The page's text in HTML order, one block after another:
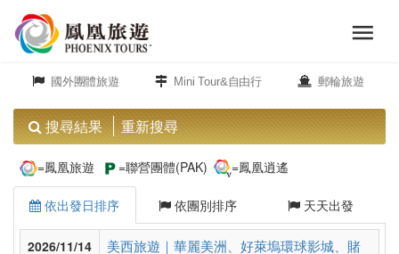
menu
國外團體旅遊 Mini Tour&自由行 郵輪旅遊
旅
道
close
歐
洲
美
搜尋結果 重新搜尋
=鳳凰旅遊 =聯營團體(PAK) =鳳凰逍遙
依出發日排序 依團別排序 天天出發
2026/11/14
美西旅遊｜華麗美洲、好萊塢環球影城、賭